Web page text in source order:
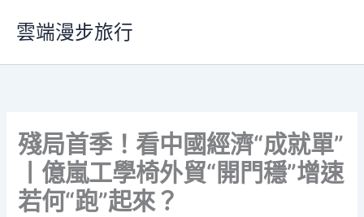
要
雲端漫步旅行
殘局首季！看中國經濟“成就單”
丨億嵐工學椅外貿“開門穩”增速
若何“跑”起來？